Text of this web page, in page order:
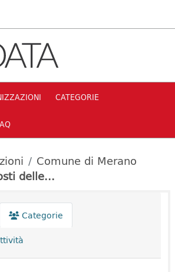
CATEGORIE
Comune di Merano
delle...
Categorie